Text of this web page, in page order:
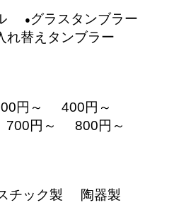
グラスタンブラー
れ替えタンブラー
円～
400円～
700円～
800円～
チック製
陶器製